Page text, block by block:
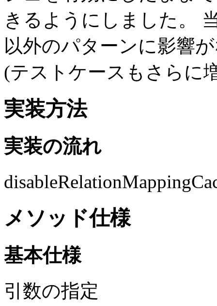
きるようにしました。
以外のパターンに影響
(テストケースもさらに
実装方法
実装の流れ
メソッド仕様
基本仕様
引数の指定